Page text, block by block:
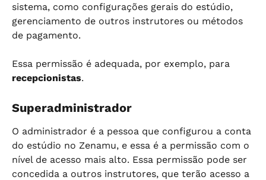
sistema, como configurações gerais do estúdio,
gerenciamento de outros instrutores ou métodos
de pagamento.
Essa permissão é adequada, por exemplo, para
recepcionistas.
Superadministrador
O administrador é a pessoa que configurou a conta
do estúdio no Zenamu, e essa é a permissão com o
nível de acesso mais alto. Essa permissão pode ser
concedida a outros instrutores, que terão acesso a